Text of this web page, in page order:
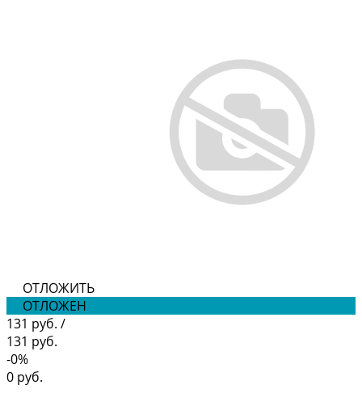
ОТЛОЖИТЬ
ОТЛОЖЕН
131 руб. /
131 руб.
-0%
0 руб.